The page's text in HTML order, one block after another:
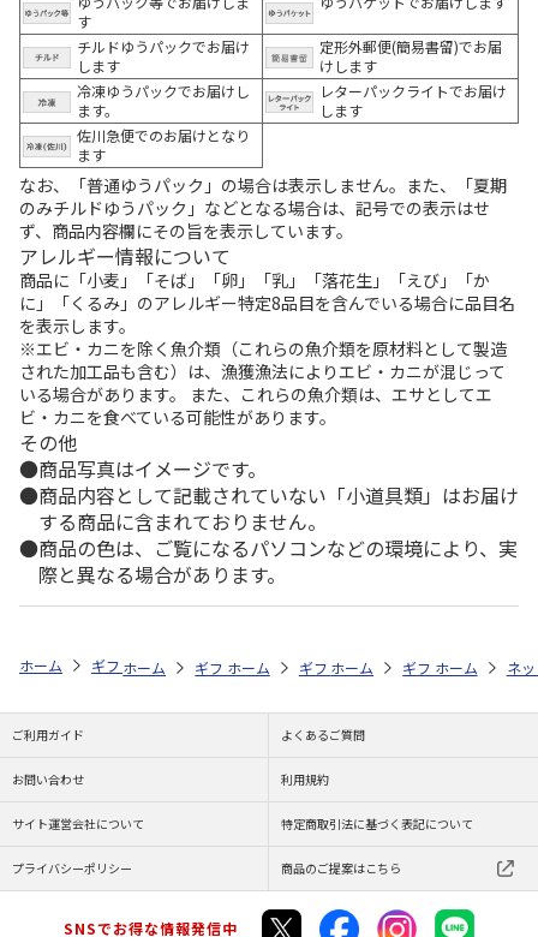
す
チルドゆうパックでお届け
します
定形外郵便(簡易書留)でお届
けします
冷凍ゆうパックでお届けし
ます。
レターパックライトでお届け
します
佐川急便でのお届けとなり
ます
なお、「普通ゆうパック」の場合は表示しません。また、「夏期
のみチルドゆうパック」などとなる場合は、記号での表示はせ
ず、商品内容欄にその旨を表示しています。
アレルギー情報について
商品に「小麦」「そば」「卵」「乳」「落花生」「えび」「か
に」「くるみ」のアレルギー特定8品目を含んでいる場合に品目名
を表示します。
※エビ・カニを除く魚介類（これらの魚介類を原材料として製造
された加工品も含む）は、漁獲漁法によりエビ・カニが混じって
いる場合があります。 また、これらの魚介類は、エサとしてエ
ビ・カニを食べている可能性があります。
その他
商品写真はイメージです。
商品内容として記載されていない「小道具類」はお届け
する商品に含まれておりません。
商品の色は、ご覧になるパソコンなどの環境により、実
際と異なる場合があります。
ホーム ギフトストア お中元・夏ギフト特集 2026 ハム・お肉 【
ホーム ギフトストア お中元・夏ギフト特集 2026
ホーム ギフトストア お中元・夏ギフト
ホーム ギフトストア お
ホーム ネ
ご利用ガイド よくあるご質問
お問い合わせ 利用規約
サイト運営会社について 特定商取引法に基づく表記について
プライバシーポリシー 商品のご提案はこちら
SNSでお得な情報発信中